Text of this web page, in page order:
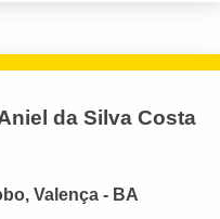
da Silva Costa
Valença - BA